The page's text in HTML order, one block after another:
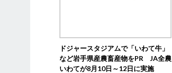
ドジャースタジアムで「いわて牛」
など岩手県産農畜産物をPR JA全農
いわてが8月10日～12日に実施